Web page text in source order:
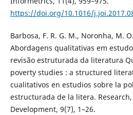
https://doi.org/10.1016/
Barbosa, F. R. G. M., Noronha, M.
Abordagens qualitativas em
revisão estruturada da literatura
poverty studies : a structured
cualitativos en estudios sobre la
estructurada de la litera.
Development, 9(7), 1–26.